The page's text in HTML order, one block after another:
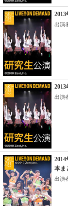
出演
出演
本ま
出演